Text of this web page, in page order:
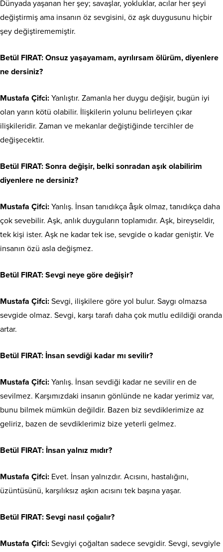
Dünyada yaşanan her şey; savaşlar, yokluklar, acılar her şeyi
değiştirmiş ama insanın öz sevgisini, öz aşk duygusunu hiçbir
şey değiştirememiştir.
Betül FIRAT: Onsuz yaşayamam, ayrılırsam ölürüm, diyenlere
ne dersiniz?
Mustafa Çifci: Yanlıştır. Zamanla her duygu değişir, bugün iyi
olan yarın kötü olabilir. İlişkilerin yolunu belirleyen çıkar
ilişkileridir. Zaman ve mekanlar değiştiğinde tercihler de
değişecektir.
Betül FIRAT: Sonra değişir, belki sonradan aşık olabilirim
diyenlere ne dersiniz?
Mustafa Çifci: Yanlış. İnsan tanıdıkça âşık olmaz, tanıdıkça daha
çok sevebilir. Aşk, anlık duyguların toplamıdır. Aşk, bireyseldir,
tek kişi ister. Aşk ne kadar tek ise, sevgide o kadar geniştir. Ve
insanın özü asla değişmez.
Betül FIRAT: Sevgi neye göre değişir?
Mustafa Çifci: Sevgi, ilişkilere göre yol bulur. Saygı olmazsa
sevgide olmaz. Sevgi, karşı tarafı daha çok mutlu edildiği oranda
artar.
Betül FIRAT: İnsan sevdiği kadar mı sevilir?
Mustafa Çifci: Yanlış. İnsan sevdiği kadar ne sevilir en de
sevilmez. Karşımızdaki insanın gönlünde ne kadar yerimiz var,
bunu bilmek mümkün değildir. Bazen biz sevdiklerimize az
geliriz, bazen de sevdiklerimiz bize yeterli gelmez.
Betül FIRAT: İnsan yalnız mıdır?
Mustafa Çifci: Evet. İnsan yalnızdır. Acısını, hastalığını,
üzüntüsünü, karşılıksız aşkın acısını tek başına yaşar.
Betül FIRAT: Sevgi nasıl çoğalır?
Mustafa Çifci: Sevgiyi çoğaltan sadece sevgidir. Sevgi, sevgiyle